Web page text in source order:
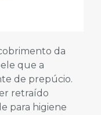
da
que a
de prepúcio.
retraído
para higiene